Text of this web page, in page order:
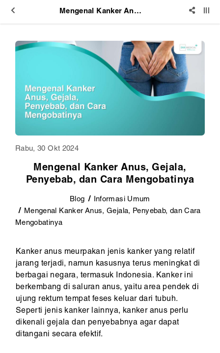
Mengenal Kanker Anus, Gejala, Penyebab, dan Cara Mengobatinya
Rabu, 30 Okt 2024
Mengenal Kanker Anus, Gejala,
Penyebab, dan Cara Mengobatinya
Blog
Informasi Umum
Mengenal Kanker Anus, Gejala, Penyebab, dan Cara
Mengobatinya
Kanker anus meurpakan jenis kanker yang relatif
jarang terjadi, namun kasusnya terus meningkat di
berbagai negara, termasuk Indonesia. Kanker ini
berkembang di saluran anus, yaitu area pendek di
ujung rektum tempat feses keluar dari tubuh.
Seperti jenis kanker lainnya, kanker anus perlu
dikenali gejala dan penyebabnya agar dapat
ditangani secara efektif.